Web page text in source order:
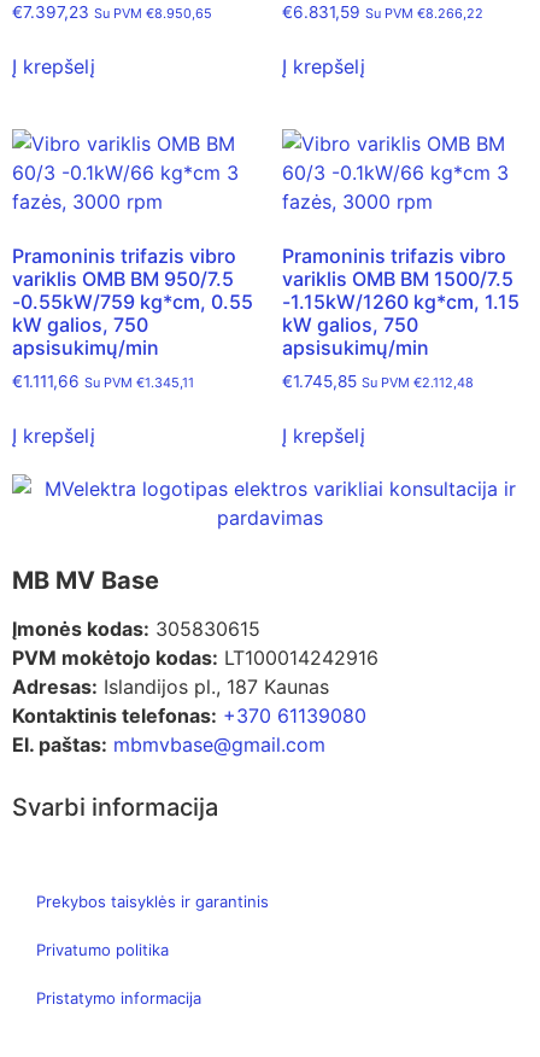
€7.397,23 Su PVM €8.950,65
Į krepšelį
€6.831,59 Su PVM €8.266,22
Į krepšelį
Pramoninis trifazis vibro
variklis OMB BM 950/7.5
-0.55kW/759 kg*cm, 0.55
kW galios, 750
apsisukimų/min
€1.111,66 Su PVM €1.345,11
Į krepšelį
Pramoninis trifazis vibro
variklis OMB BM 1500/7.5
-1.15kW/1260 kg*cm, 1.15
kW galios, 750
apsisukimų/min
€1.745,85 Su PVM €2.112,48
Į krepšelį
MB MV Base
Įmonės kodas: 305830615
PVM mokėtojo kodas: LT100014242916
Adresas: Islandijos pl., 187 Kaunas
Kontaktinis telefonas: +370 61139080
El. paštas: mbmvbase@gmail.com
Svarbi informacija
Prekybos taisyklės ir garantinis
Privatumo politika
Pristatymo informacija